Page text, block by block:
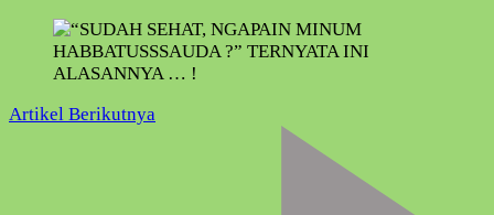
Artikel Berikutnya